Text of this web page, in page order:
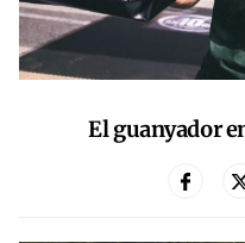
El guanyador